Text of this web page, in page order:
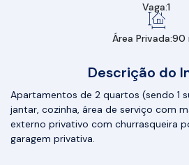
Vaga:1
Área Privada:90
Descrição do
Apartamentos de 2 quartos (sendo 1
jantar, cozinha, área de serviço com
externo privativo com churrasqueira
garagem privativa.